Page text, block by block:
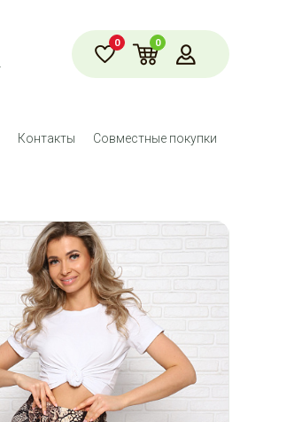
0 0
Контакты Совместные покупки